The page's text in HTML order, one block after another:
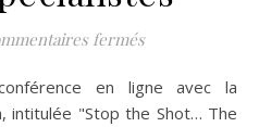
ferméssur
intitulée "Stop the Shot… The